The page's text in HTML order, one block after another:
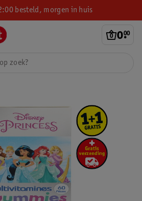
besteld, morgen in huis
0.
00